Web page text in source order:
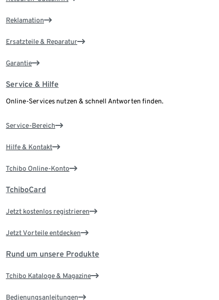
Reklamation
Ersatzteile & Reparatur
Garantie
Service & Hilfe
Online-Services nutzen & schnell Antworten finden.
Service-Bereich
Hilfe & Kontakt
Tchibo Online-Konto
TchiboCard
Jetzt kostenlos registrieren
Jetzt Vorteile entdecken
Rund um unsere Produkte
Tchibo Kataloge & Magazine
Bedienungsanleitungen